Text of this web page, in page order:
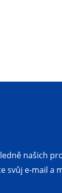
našich
svůj e-mail a